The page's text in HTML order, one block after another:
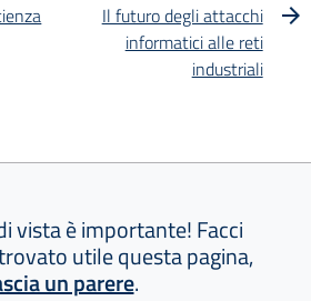
Il futuro degli attacchi
informatici alle reti
industriali
vista è importante! Facci
utile questa pagina,
un parere.